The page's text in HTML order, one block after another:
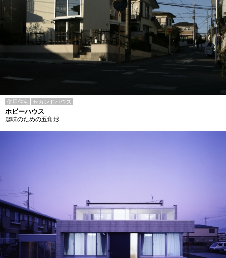
併用住宅 セカンドハウス
ホビーハウス
趣味のための五角形